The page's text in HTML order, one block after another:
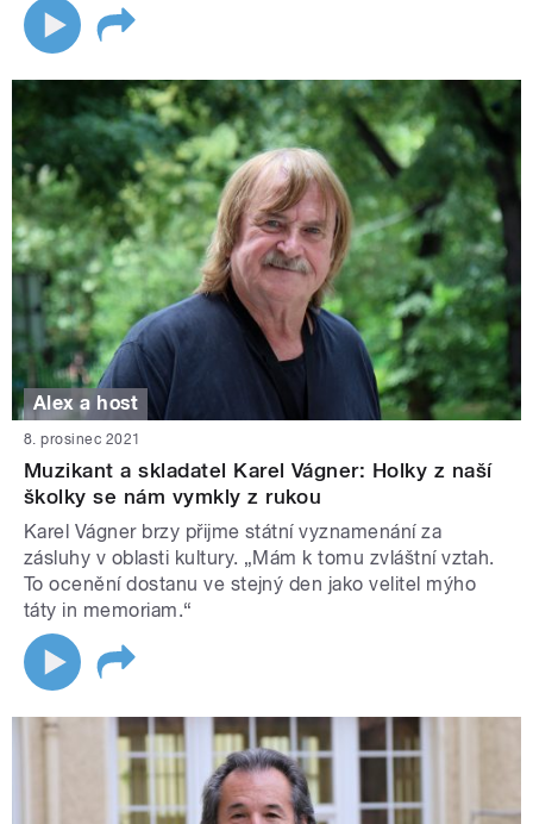
Alex a host
8. prosinec 2021
Muzikant a skladatel Karel Vágner: Holky z naší
školky se nám vymkly z rukou
Karel Vágner brzy přijme státní vyznamenání za
zásluhy v oblasti kultury. „Mám k tomu zvláštní vztah.
To ocenění dostanu ve stejný den jako velitel mýho
táty in memoriam.“